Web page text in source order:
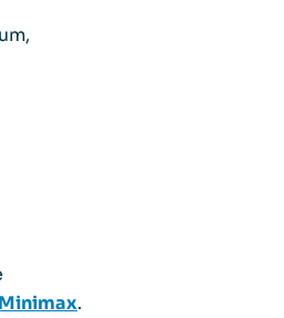
Minimax.